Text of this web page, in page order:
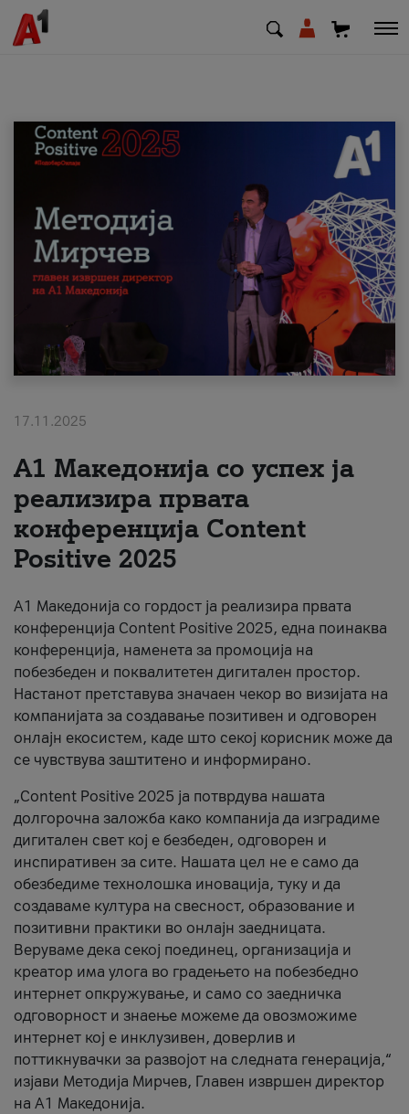
МК EN
Приватни Деловни
Поддршка
Надополни кредит
#ПодобарОнлајн
17.11.2025
А1 Македонија со успех ја
реализира првата
конференција Content
Positive 2025
А1 Македонија со гордост ја реализира првата
конференција Content Positive 2025, една поинаква
конференција, наменета за промоција на
побезбеден и поквалитетен дигитален простор.
Настанот претставува значаен чекор во визијата на
компанијата за создавање позитивен и одговорен
онлајн екосистем, каде што секој корисник може да
се чувствува заштитено и информирано.
„Content Positive 2025 ја потврдува нашата
долгорочна заложба како компанија да изградиме
дигитален свет кој е безбеден, одговорен и
инспиративен за сите. Нашата цел не е само да
обезбедиме технолошка иновација, туку и да
создаваме култура на свесност, образование и
позитивни практики во онлајн заедницата.
Веруваме дека секој поединец, организација и
креатор има улога во градењето на побезбедно
интернет опкружување, и само со заедничка
одговорност и знаење можеме да овозможиме
интернет кој е инклузивен, доверлив и
поттикнувачки за развојот на следната генерација,“
изјави Методија Мирчев, Главен извршен директор
на А1 Македонија.